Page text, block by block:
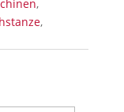
,
,